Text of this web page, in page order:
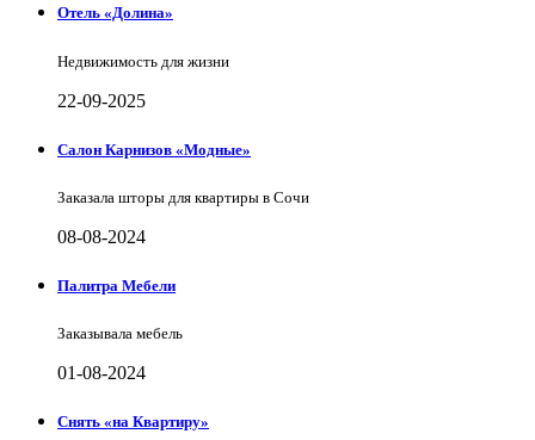
Отель «Долина»
Недвижимость для жизни
22-09-2025
Салон Карнизов «Модные»
Заказала шторы для квартиры в Сочи
08-08-2024
Палитра Мебели
Заказывала мебель
01-08-2024
Снять «на Квартиру»